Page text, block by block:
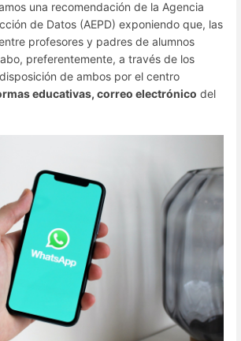
una recomendación de la Agencia
de Datos (AEPD) exponiendo que, las
profesores y padres de alumnos
preferentemente, a través de los
de ambos por el centro
educativas, correo electrónico del